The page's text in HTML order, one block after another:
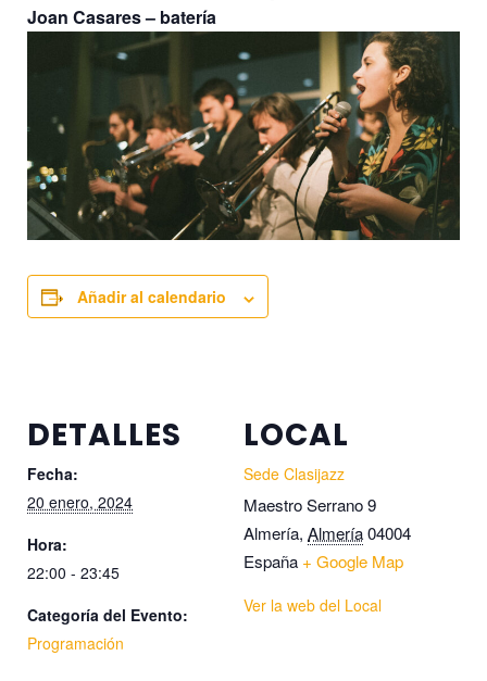
Joan Casares – batería
Añadir al calendario
DETALLES
Fecha:
20 enero, 2024
Hora:
22:00 - 23:45
Categoría del Evento:
Programación
LOCAL
Sede Clasijazz
Maestro Serrano 9
Almería, Almería04004
España + Google Map
Ver la web del Local